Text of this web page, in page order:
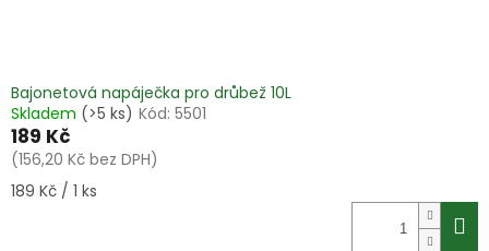
Bajonetová napáječka pro drůbež 10L
Skladem (>5 ks) Kód: 5501
189 Kč
(156,20 Kč bez DPH)
Měrná
189 Kč / 1 ks